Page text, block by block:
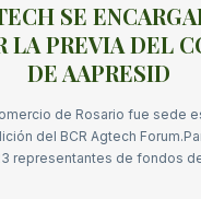
SE
LA PREVIA DEL
DE AAPRESID
de Rosario fue sede
del BCR Agtech
representantes de fondos